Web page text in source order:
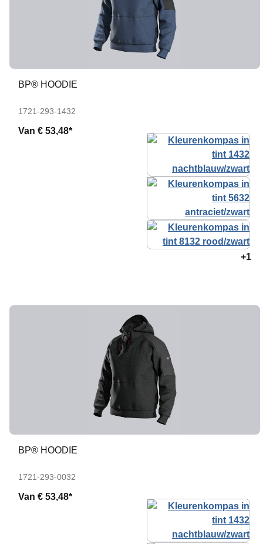
BP® HOODIE
1721-293-1432
Van € 53,48*
+1
BP® HOODIE
1721-293-0032
Van € 53,48*